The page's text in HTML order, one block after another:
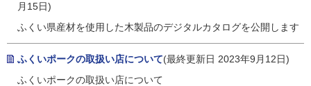
月15日)
ふくい県産材を使用した木製品のデジタルカタログを公開します
ふくいポークの取扱い店について(最終更新日 2023年9月12日)
ふくいポークの取扱い店について